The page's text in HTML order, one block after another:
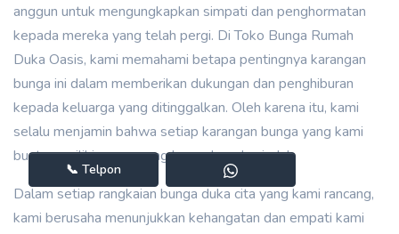
anggun untuk mengungkapkan simpati dan penghormatan
kepada mereka yang telah pergi. Di Toko Bunga Rumah
Duka Oasis, kami memahami betapa pentingnya karangan
bunga ini dalam memberikan dukungan dan penghiburan
kepada keluarga yang ditinggalkan. Oleh karena itu, kami
selalu menjamin bahwa setiap karangan bunga yang kami
buat memiliki pesan yang bermakna dan indah.
Dalam setiap rangkaian bunga duka cita yang kami rancang,
kami berusaha menunjukkan kehangatan dan empati kami
📞 Telpon